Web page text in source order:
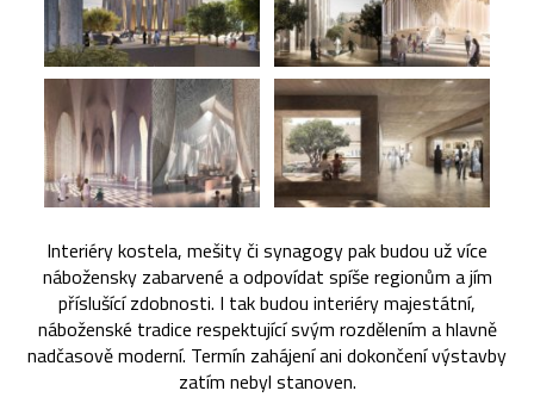
Interiéry kostela, mešity či synagogy pak budou už více
nábožensky zabarvené a odpovídat spíše regionům a jím
příslušící zdobnosti. I tak budou interiéry majestátní,
náboženské tradice respektující svým rozdělením a hlavně
nadčasově moderní. Termín zahájení ani dokončení výstavby
zatím nebyl stanoven.